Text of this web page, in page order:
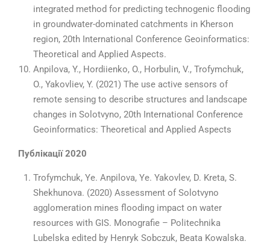
integrated method for predicting technogenic flooding
in groundwater-dominated catchments in Kherson
region, 20th International Conference Geoinformatics:
Theoretical and Applied Aspects.
Anpilova, Y., Hordiienko, O., Horbulin, V., Trofymchuk,
O., Yakovliev, Y. (2021) The use active sensors of
remote sensing to describe structures and landscape
changes in Solotvyno, 20th International Conference
Geoinformatics: Theoretical and Applied Aspects
Публікації 2020
Trofymchuk, Ye. Anpilova, Ye. Yakovlev, D. Kreta, S.
Shekhunova. (2020) Assessment of Solotvyno
agglomeration mines flooding impact on water
resources with GIS. Monografie – Politechnika
Lubelska edited by Henryk Sobczuk, Beata Kowalska.